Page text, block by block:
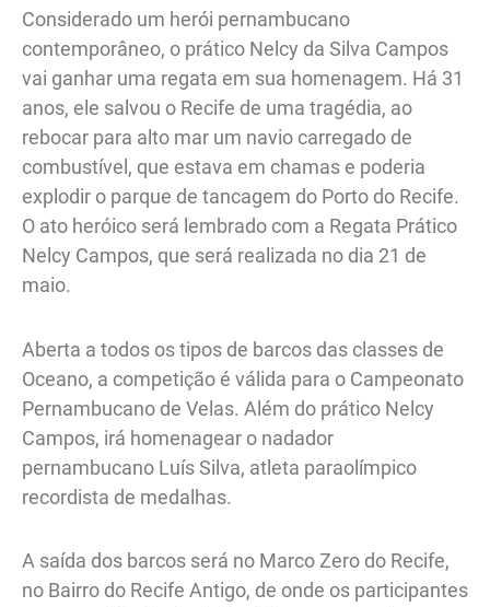
Considerado um herói pernambucano
contemporâneo, o prático Nelcy da Silva Campos
vai ganhar uma regata em sua homenagem. Há 31
anos, ele salvou o Recife de uma tragédia, ao
rebocar para alto mar um navio carregado de
combustível, que estava em chamas e poderia
explodir o parque de tancagem do Porto do Recife.
O ato heróico será lembrado com a Regata Prático
Nelcy Campos, que será realizada no dia 21 de
maio.
Aberta a todos os tipos de barcos das classes de
Oceano, a competição é válida para o Campeonato
Pernambucano de Velas. Além do prático Nelcy
Campos, irá homenagear o nadador
pernambucano Luís Silva, atleta paraolímpico
recordista de medalhas.
A saída dos barcos será no Marco Zero do Recife,
no Bairro do Recife Antigo, de onde os participantes